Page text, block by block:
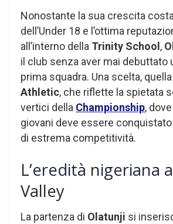
Nonostante la sua crescita
dell’Under 18 e l’ottima
all’interno della Trinity School ,
il club senza aver mai debuttato
prima squadra. Una scelta, quella
Athletic, che riflette la spietata
vertici della Championship,
giovani deve essere
di estrema competitività.
L’eredità nigeriana
Valley
La partenza di Olatunji si